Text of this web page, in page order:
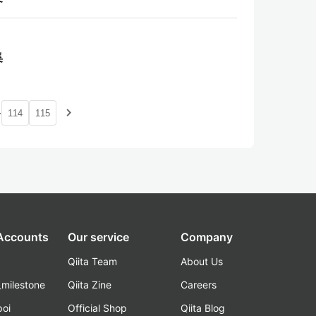
114 115 navigate_next
Our service
Qiita Team
Qiita Zine
Official Shop
Company
About Us
Careers
Qiita Blog